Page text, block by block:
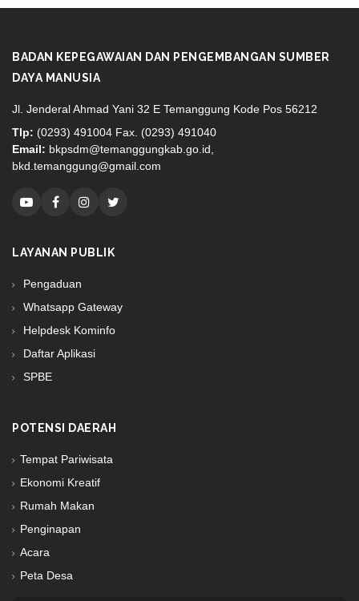
BADAN KEPEGAWAIAN DAN PENGEMBANGAN SUMBER
DAYA MANUSIA
Jl. Jenderal Ahmad Yani 32 E Temanggung Kode Pos 56212
Tlp: (0293) 491004 Fax. (0293) 491040
Email: bkpsdm@temanggungkab.go.id,
bkd.temanggung@gmail.com
LAYANAN PUBLIK
Pengaduan
Whatsapp Gateway
Helpdesk Kominfo
Daftar Aplikasi
SPBE
POTENSI DAERAH
Tempat Pariwisata
Ekonomi Kreatif
Rumah Makan
Penginapan
Acara
Peta Desa